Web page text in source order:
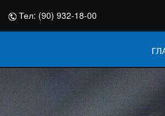
Тел: (90) 932-18-00